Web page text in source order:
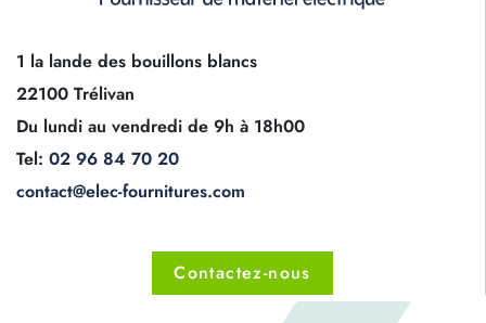
1 la lande des bouillons blancs
22100 Trélivan
Du lundi au vendredi de 9h à 18h00
Tel: 02 96 84 70 20
contact@elec-fournitures.com
Contactez-nous